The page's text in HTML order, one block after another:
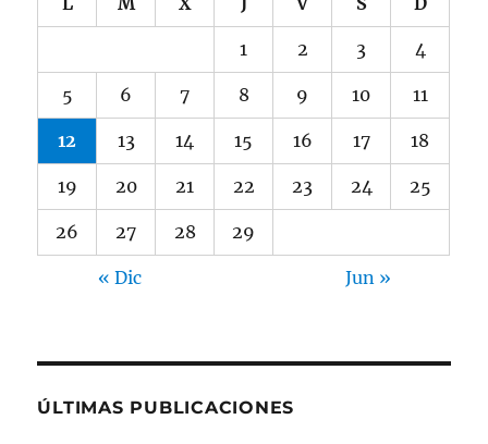
1 2 3 4
5 6 7 8 9 10 11
12 13 14 15 16 17 18
19 20 21 22 23 24 25
26 27 28 29
« Dic Jun »
ÚLTIMAS PUBLICACIONES